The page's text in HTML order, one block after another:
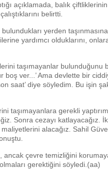
açıklamada, balık
belirtti.
yerden
yardımcı olduklarını,
taşımayanlar bulunduğunu
boş ver...’ Ama devlette bir
saat’ diye söyledim. Bu işin
taşımayanlara gerekli
Sonra cezayı katlayacağız.
alacağız. Sahil
ancak çevre temizliğini
gerektiğini söyledi.(aa)